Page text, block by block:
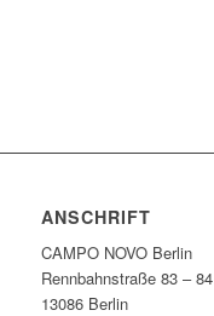
ANSCHRIFT
CAMPO NOVO Berlin
Rennbahnstraße 83 – 84
13086 Berlin